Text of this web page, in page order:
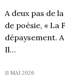
A deux pas de
de poésie, « La
dépaysement.
Il…
11 MAI 2026